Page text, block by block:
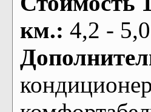
км.: 4,2 -